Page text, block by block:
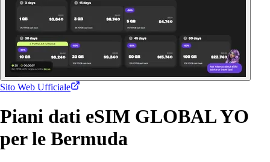
Sito Web Ufficiale
Piani dati eSIM GLOBAL YO
per le Bermuda